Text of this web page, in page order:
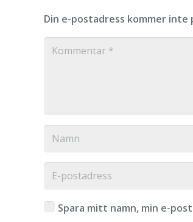
Din e-postadress kommer inte
Spara mitt namn, min e-